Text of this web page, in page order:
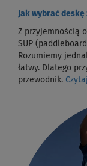
Jak wybrać deskę
Z przyjemnością
SUP
Rozumiemy
łatwy. Dlatego
przewodnik.